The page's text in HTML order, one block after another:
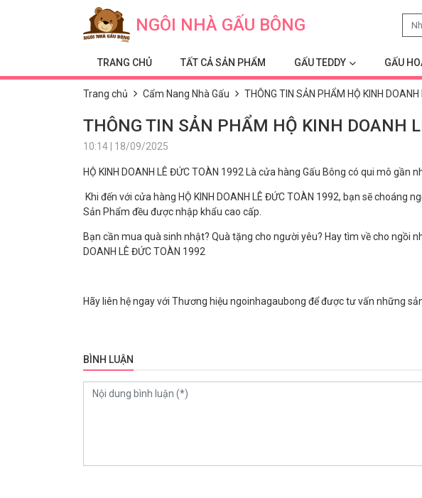
NGÔI NHÀ GẤU BÔNG
TRANG CHỦ TẤT CẢ SẢN PHẨM GẤU TEDDY GẤU
Trang chủ Cẩm Nang Nhà Gấu THÔNG TIN SẢN PHẨM HỘ KINH
THÔNG TIN SẢN PHẨM HỘ KINH DOANH
10:14 | 18/09/2025
HỘ KINH DOANH LÊ ĐỨC TOÀN 1992 Là cửa hàng Gấu Bông có qui mô gần
Khi đến với cửa hàng HỘ KINH DOANH LÊ ĐỨC TOÀN 1992, bạn sẽ
Sản Phẩm đều được nhập khẩu cao cấp.
Bạn cần mua quà sinh nhật? Quà tặng cho người yêu? Hay tìm về cho ngồi
DOANH LÊ ĐỨC TOÀN 1992
Hãy liên hệ ngay với Thương hiệu ngoinhagaubong để được tư vấn những
BÌNH LUẬN